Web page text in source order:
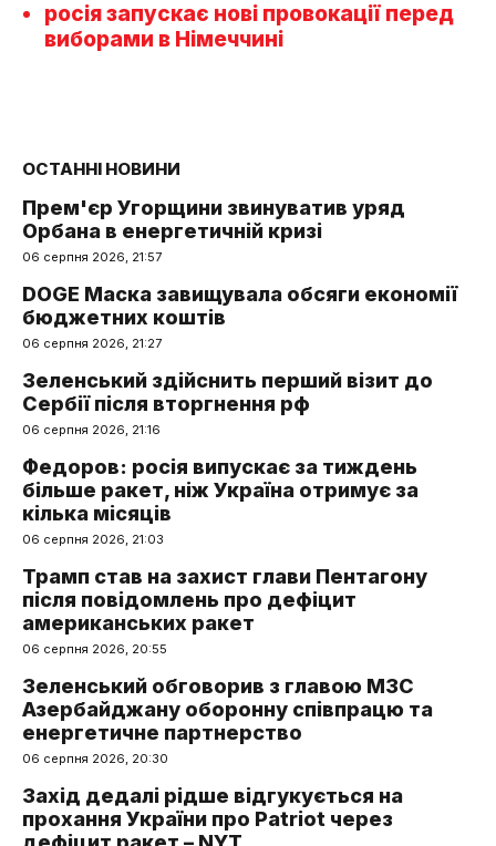
росія запускає нові провокації перед
виборами в Німеччині
ОСТАННІ НОВИНИ
Прем'єр Угорщини звинуватив уряд
Орбана в енергетичній кризі
06 серпня 2026, 21:57
DOGE Маска завищувала обсяги економії
бюджетних коштів
06 серпня 2026, 21:27
Зеленський здійснить перший візит до
Сербії після вторгнення рф
06 серпня 2026, 21:16
Федоров: росія випускає за тиждень
більше ракет, ніж Україна отримує за
кілька місяців
06 серпня 2026, 21:03
Трамп став на захист глави Пентагону
після повідомлень про дефіцит
американських ракет
06 серпня 2026, 20:55
Зеленський обговорив з главою МЗС
Азербайджану оборонну співпрацю та
енергетичне партнерство
06 серпня 2026, 20:30
Захід дедалі рідше відгукується на
прохання України про Patriot через